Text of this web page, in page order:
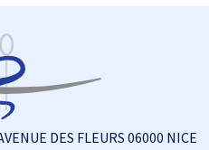
DES FLEURS 06000 NICE